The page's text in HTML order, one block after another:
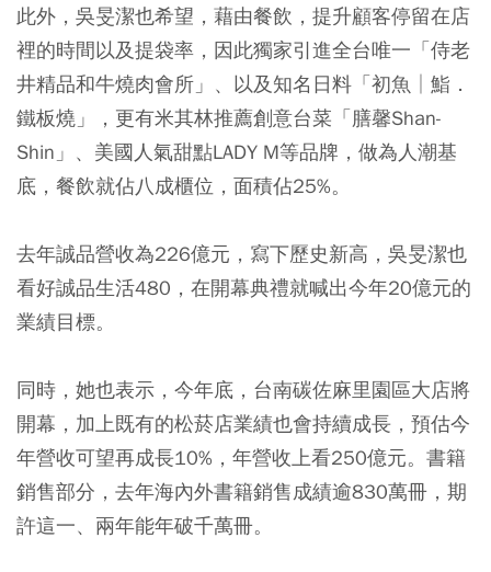
此外，吳旻潔也希望，藉由餐飲，提升顧客停留在店
裡的時間以及提袋率，因此獨家引進全台唯一「侍老
井精品和牛燒肉會所」、以及知名日料「初魚│鮨．
鐵板燒」，更有米其林推薦創意台菜「膳馨Shan-
Shin」、美國人氣甜點LADY M等品牌，做為人潮基
底，餐飲就佔八成櫃位，面積佔25%。
去年誠品營收為226億元，寫下歷史新高，吳旻潔也
看好誠品生活480，在開幕典禮就喊出今年20億元的
業績目標。
同時，她也表示，今年底，台南碳佐麻里園區大店將
開幕，加上既有的松菸店業績也會持續成長，預估今
年營收可望再成長10%，年營收上看250億元。書籍
銷售部分，去年海內外書籍銷售成績逾830萬冊，期
許這一、兩年能年破千萬冊。